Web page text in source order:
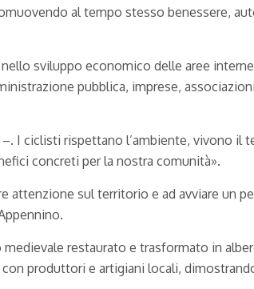
al tempo stesso benessere,
sviluppo economico delle aree
pubblica, imprese,
I ciclisti rispettano l’ambiente, vivono il
concreti per la nostra comunità».
attenzione sul territorio e ad avviare un
restaurato e trasformato in
produttori e artigiani locali,